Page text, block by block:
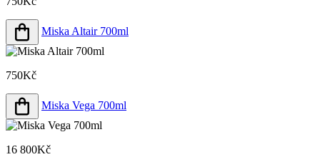
Miska Altair 700ml
750Kč
Miska Vega 700ml
16 800Kč